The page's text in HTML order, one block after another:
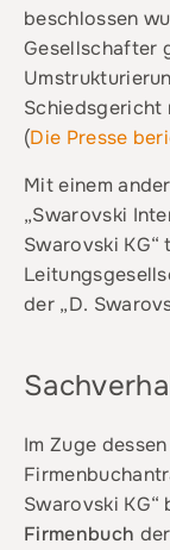
beschlossen
Gesellschafter
(Die Presse
Mit einem
„Swarovski
Swarovski
der „D.
Im Zuge
Swarovski
Firmenbuch